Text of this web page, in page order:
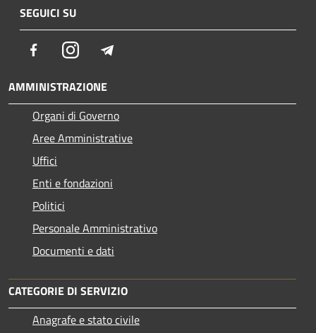
SEGUICI SU
FacebookInstagram
AMMINISTRAZIONE
Organi di Governo
Aree Amministrative
Uffici
Enti e fondazioni
Politici
Personale Amministrativo
Documenti e dati
CATEGORIE DI SERVIZIO
Anagrafe e stato civile